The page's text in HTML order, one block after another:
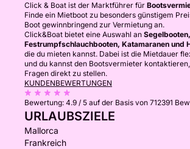
Click & Boat ist der Marktführer für
Finde ein Mietboot zu besonders günstigem
Boot gewinnbringend zur Vermietung an.
Click&Boat bietet eine Auswahl an
Festrumpfschlauchbooten, Katamaranen und
die du mieten kannst. Dabei ist die Mietdauer
und du kannst den Bootsvermieter
Fragen direkt zu stellen.
KUNDENBEWERTUNGEN
Bewertung: 4.9 / 5 auf der Basis von 712391
URLAUBSZIELE
Mallorca
Frankreich